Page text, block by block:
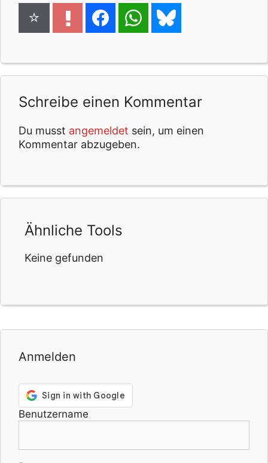
Schreibe einen Kommentar
Du musst angemeldet sein, um einen
Kommentar abzugeben.
Ähnliche Tools
Keine gefunden
Anmelden
Benutzername